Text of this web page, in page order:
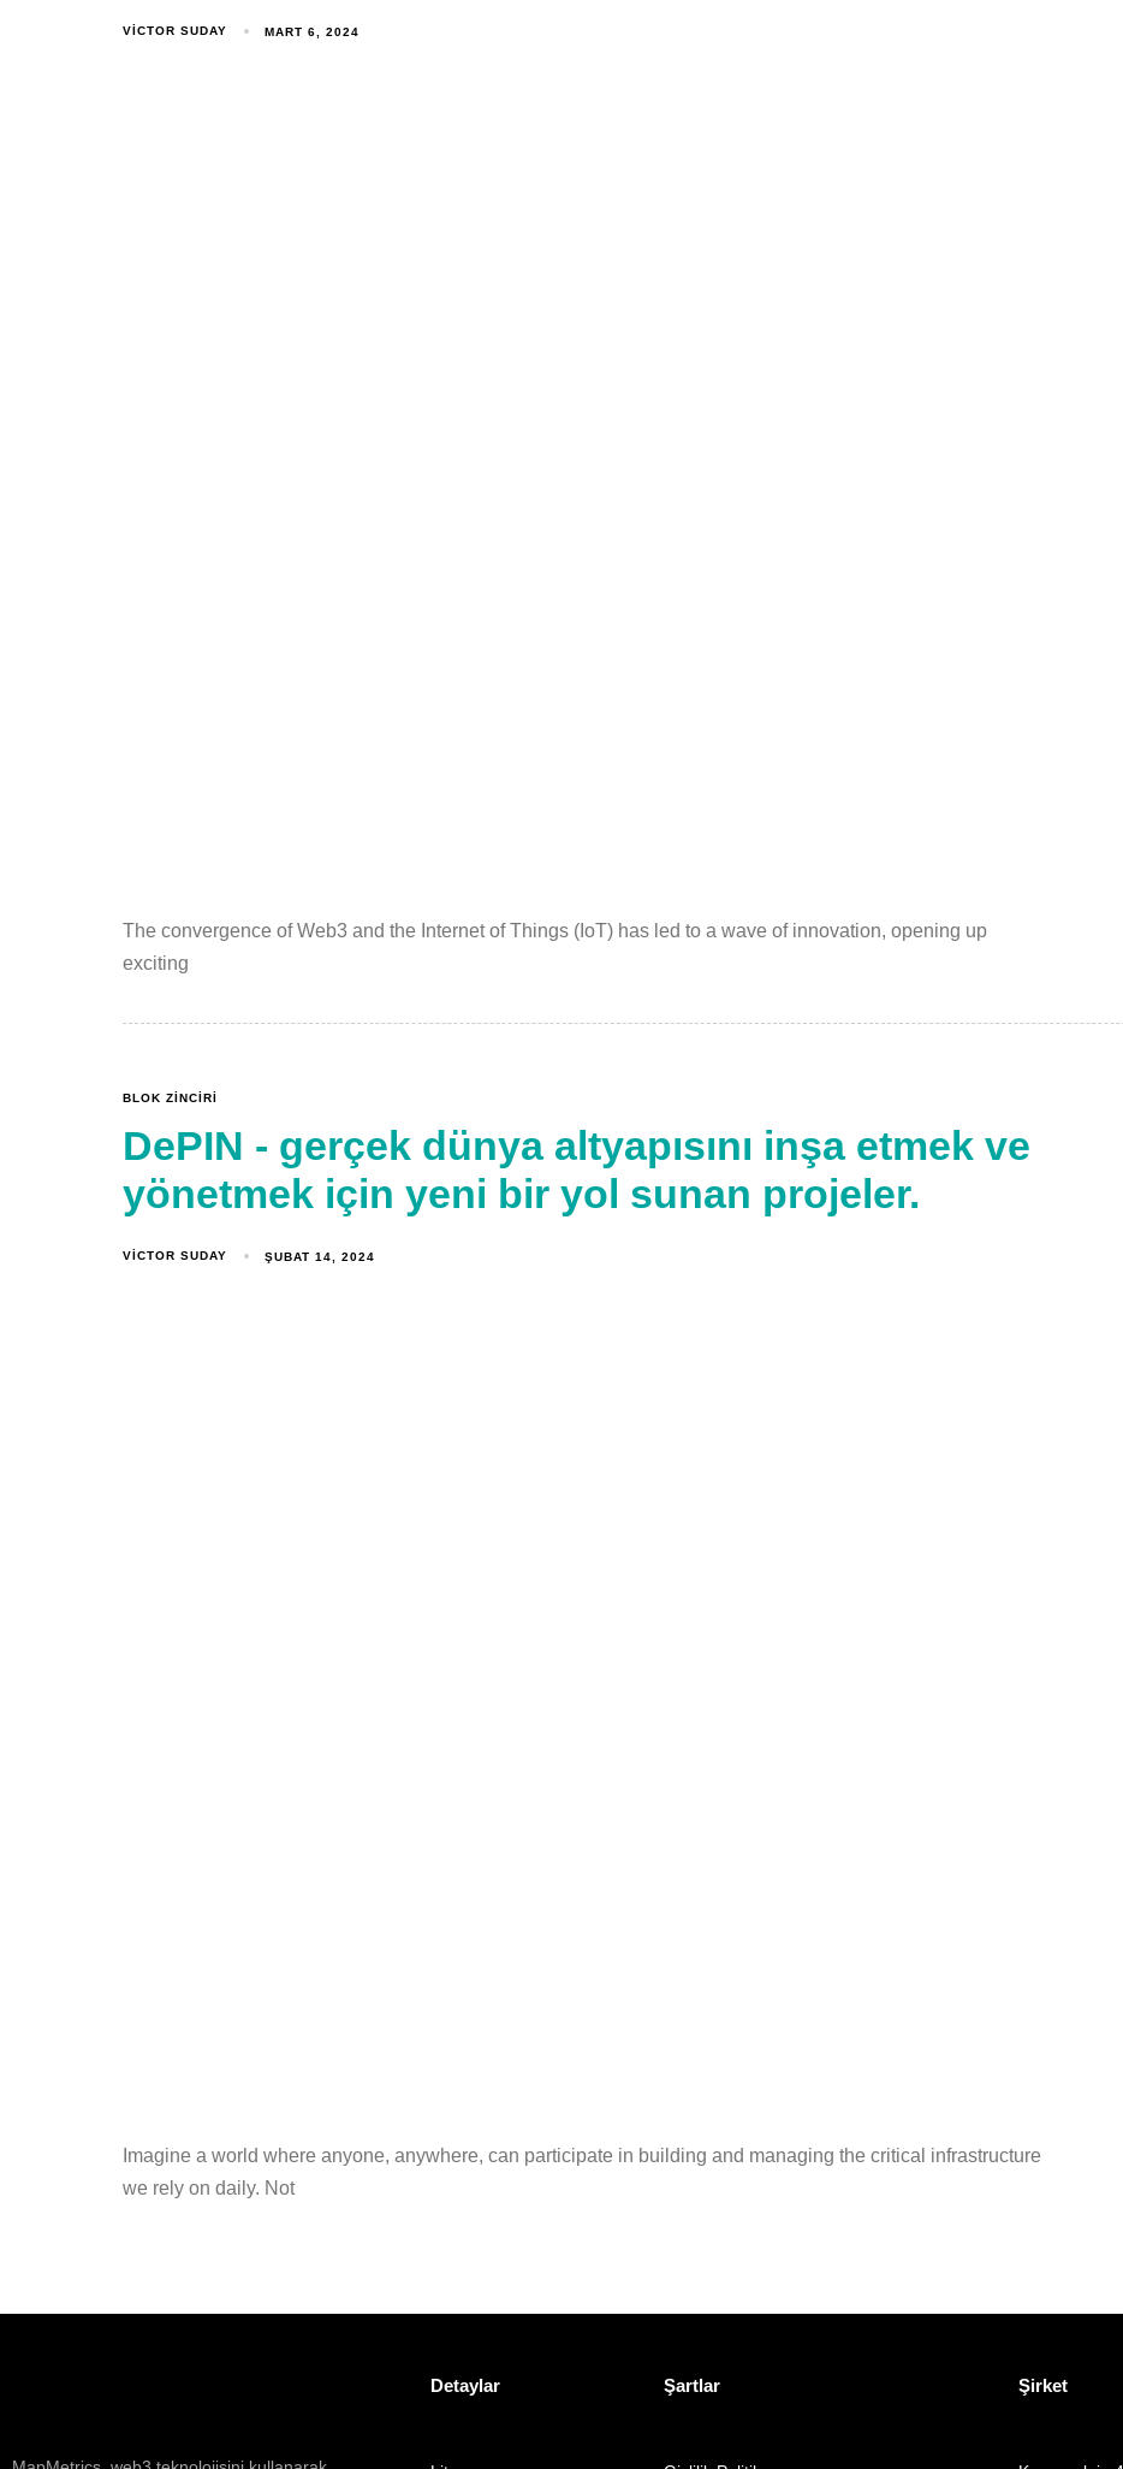
VICTOR SUDAY MART 6, 2024
The convergence of Web3 and the Internet of Things (IoT) has led to a wave of innovation, opening up
exciting
BLOK ZINCIRI
DePIN - gerçek dünya altyapısını inşa etmek ve
yönetmek için yeni bir yol sunan projeler.
VICTOR SUDAY ŞUBAT 14, 2024
Imagine a world where anyone, anywhere, can participate in building and managing the critical infrastructure
we rely on daily. Not
Detaylar Şartlar Şirket